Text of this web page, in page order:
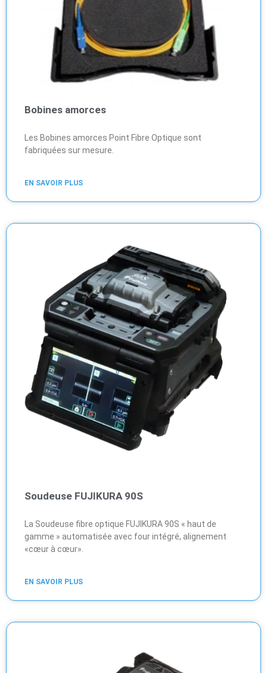
Bobines amorces
Les Bobines amorces Point Fibre Optique sont
fabriquées sur mesure.
EN SAVOIR PLUS
Soudeuse FUJIKURA 90S
La Soudeuse fibre optique FUJIKURA 90S « haut de
gamme » automatisée avec four intégré, alignement
«cœur à cœur».
EN SAVOIR PLUS